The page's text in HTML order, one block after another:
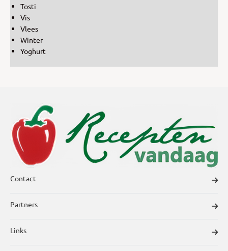
Tosti
Vis
Vlees
Winter
Yoghurt
Contact
Partners
Links